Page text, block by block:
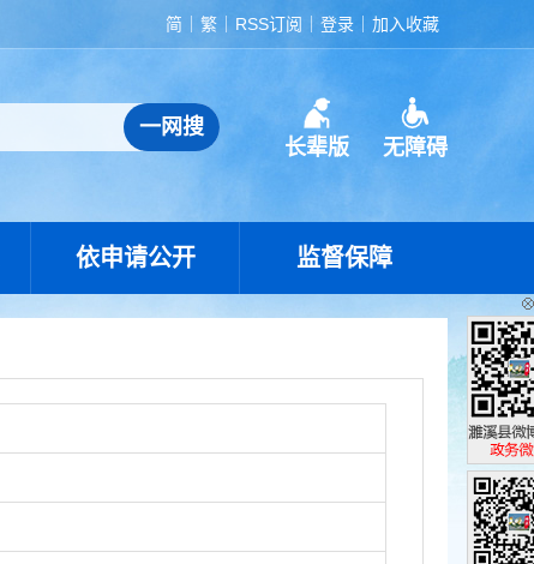
简 繁 RSS订阅 登录 加入收藏
长辈版 无障碍
依申请公开 监督保障
濉溪县政
政务微博